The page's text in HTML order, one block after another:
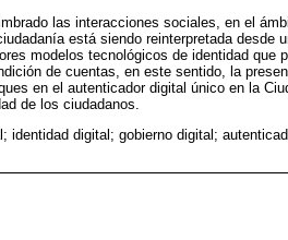
las interacciones sociales, en el
está siendo reinterpretada desde
modelos tecnológicos de identidad que
de cuentas, en este sentido, la
en el autenticador digital único en la
de los ciudadanos.
identidad digital; gobierno digital;